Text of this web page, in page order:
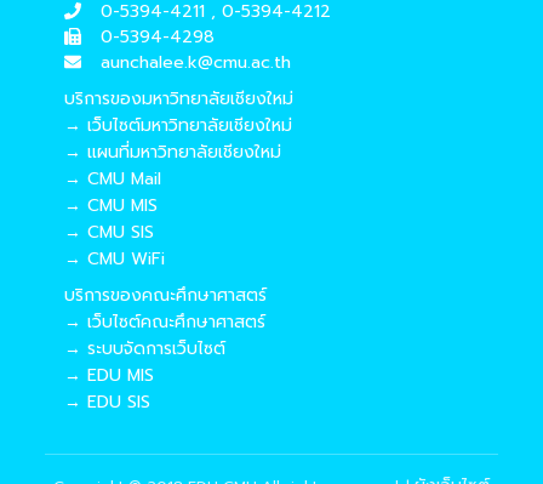
0-5394-4211 , 0-5394-4212
0-5394-4298
aunchalee.k@cmu.ac.th
บริการของมหาวิทยาลัยเชียงใหม่
→ เว็บไซต์มหาวิทยาลัยเชียงใหม่
→ แผนที่มหาวิทยาลัยเชียงใหม่
→ CMU Mail
→ CMU MIS
→ CMU SIS
→ CMU WiFi
บริการของคณะศึกษาศาสตร์
→ เว็บไซต์คณะศึกษาศาสตร์
→ ระบบจัดการเว็บไซต์
→ EDU MIS
→ EDU SIS